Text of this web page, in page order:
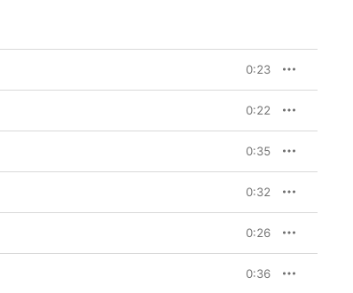
0:23
0:22
0:35
0:32
0:26
0:36